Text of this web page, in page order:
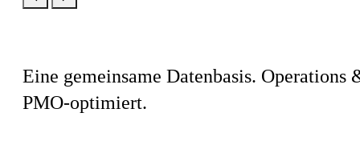
Eine gemeinsame Datenbasis. Operations
PMO-optimiert.